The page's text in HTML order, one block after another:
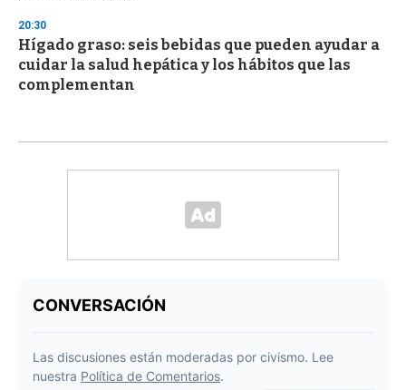
20:30
Hígado graso: seis bebidas que pueden ayudar a
cuidar la salud hepática y los hábitos que las
complementan